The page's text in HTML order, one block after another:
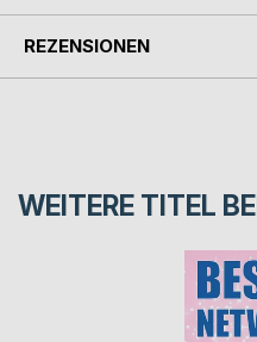
REZENSIONEN
WEITERE TITEL BEI